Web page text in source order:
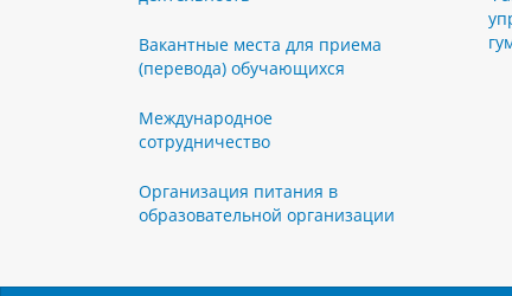
Вакантные места для приема
(перевода) обучающихся
Международное
сотрудничество
Организация питания в
образовательной организации